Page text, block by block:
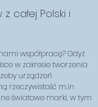
całej Polski i
współpracę? Gdyż
w zakresie tworzenia
urządzeń
rzeczywistość m.in
światowe marki, w tym